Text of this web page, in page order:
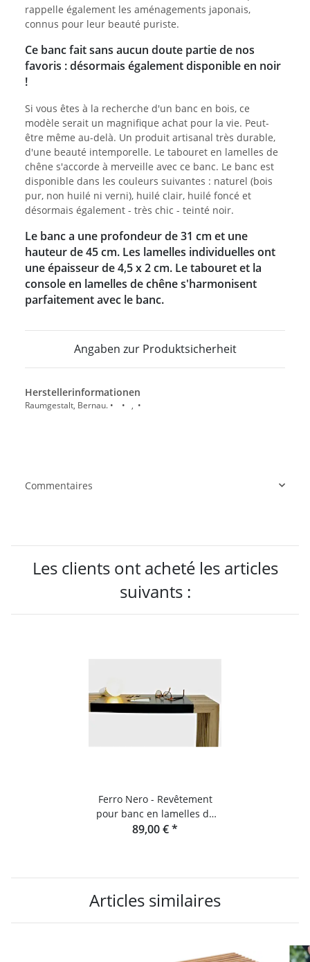
rappelle également les aménagements japonais,
connus pour leur beauté puriste.
Ce banc fait sans aucun doute partie de nos
favoris : désormais également disponible en noir
!
Si vous êtes à la recherche d'un banc en bois, ce
modèle serait un magnifique achat pour la vie. Peut-
être même au-delà. Un produit artisanal très durable,
d'une beauté intemporelle. Le tabouret en lamelles de
chêne s'accorde à merveille avec ce banc. Le banc est
disponible dans les couleurs suivantes : naturel (bois
pur, non huilé ni verni), huilé clair, huilé foncé et
désormais également - très chic - teinté noir.
Le banc a une profondeur de 31 cm et une
hauteur de 45 cm. Les lamelles individuelles ont
une épaisseur de 4,5 x 2 cm. Le tabouret et la
console en lamelles de chêne s'harmonisent
parfaitement avec le banc.
Angaben zur Produktsicherheit
Herstellerinformationen
Raumgestalt, Bernau. • • , •
Commentaires
Les clients ont acheté les articles
suivants :
Ferro Nero - Revêtement
pour banc en lamelles de
chêne et console
89,00 €*
Articles similaires